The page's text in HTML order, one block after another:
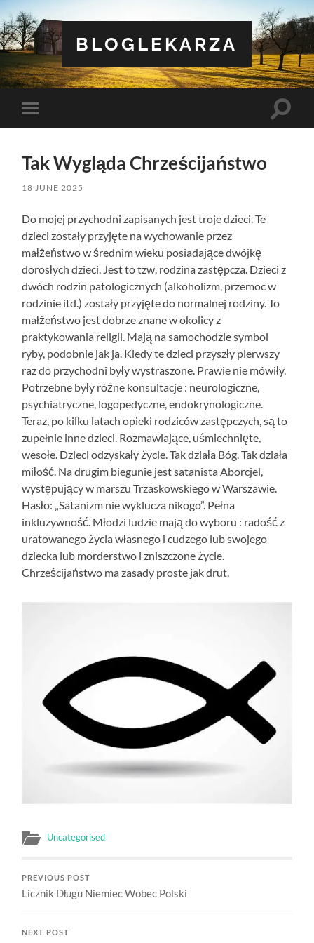
BLOGLEKARZA
Toggle
mobile
Toggle
Tak Wygląda Chrześcijaństwo
18 JUNE 2025
Do mojej przychodni zapisanych jest troje dzieci. Te
dzieci zostały przyjęte na wychowanie przez
małżeństwo w średnim wieku posiadające dwójkę
dorosłych dzieci. Jest to tzw. rodzina zastępcza. Dzieci z
dwóch rodzin patologicznych (alkoholizm, przemoc w
rodzinie itd.) zostały przyjęte do normalnej rodziny. To
małżeństwo jest dobrze znane w okolicy z
praktykowania religii. Mają na samochodzie symbol
ryby, podobnie jak ja. Kiedy te dzieci przyszły pierwszy
raz do przychodni były wystraszone. Prawie nie mówiły.
Potrzebne były różne konsultacje : neurologiczne,
psychiatryczne, logopedyczne, endokrynologiczne.
Teraz, po kilku latach opieki rodziców zastępczych, są to
zupełnie inne dzieci. Rozmawiające, uśmiechnięte,
wesołe. Dzieci odzyskały życie. Tak działa Bóg. Tak działa
miłość. Na drugim biegunie jest satanista Aborcjel,
występujący w marszu Trzaskowskiego w Warszawie.
Hasło: „Satanizm nie wyklucza nikogo”. Pełna
inkluzywność. Młodzi ludzie mają do wyboru : radość z
uratowanego życia własnego i cudzego lub swojego
dziecka lub morderstwo i zniszczone życie.
Chrześcijaństwo ma zasady proste jak drut.
Uncategorised
PREVIOUS POST
Licznik Długu Niemiec Wobec Polski
NEXT POST